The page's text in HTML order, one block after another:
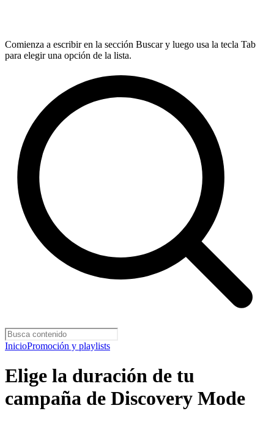
Comienza a escribir en la sección Buscar y luego usa la tecla Tab
para elegir una opción de la lista.
InicioPromoción y playlists
Elige la duración de tu
campaña de Discovery Mode